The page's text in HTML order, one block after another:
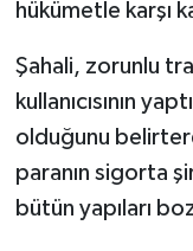
hükümetle karşı
Şahali, zorunlu
kullanıcısının
olduğunu
paranın sigorta
bütün yapıları